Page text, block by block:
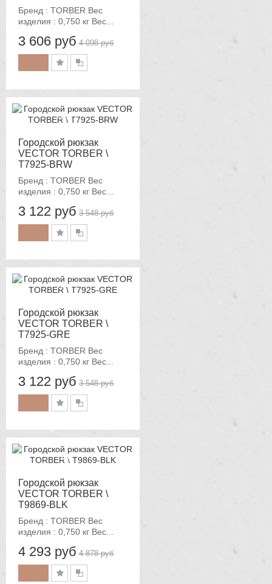
Бренд : TORBER Вес
изделия : 0,750 кг Вес...
3 606 руб 4 098 руб
Городской рюкзак
VECTOR TORBER \
T7925-BRW
Бренд : TORBER Вес
изделия : 0,750 кг Вес...
3 122 руб
-12%
3 548 руб
Городской рюкзак
VECTOR TORBER \
T7925-GRE
Бренд : TORBER Вес
изделия : 0,750 кг Вес...
3 122 руб
-12%
3 548 руб
Городской рюкзак
VECTOR TORBER \
T9869-BLK
Бренд : TORBER Вес
изделия : 0,750 кг Вес...
4 293 руб
-12%
4 878 руб